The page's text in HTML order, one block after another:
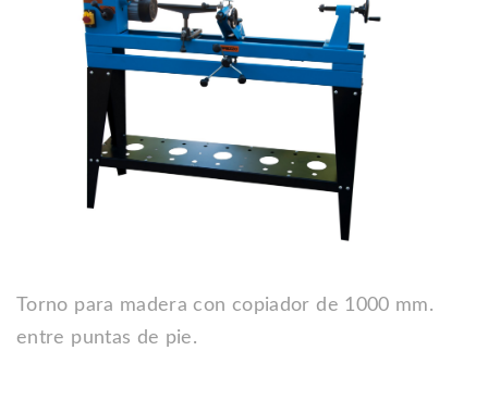
​Torno para madera con copiador de 1000 mm.
entre puntas de pie.